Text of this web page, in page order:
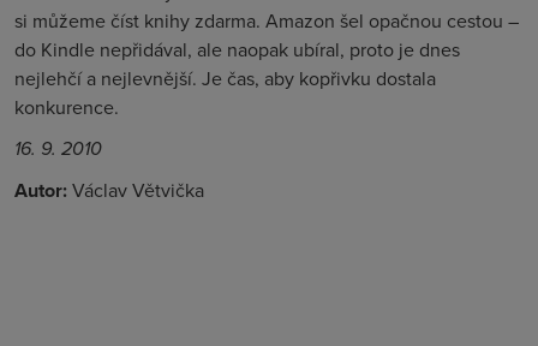
si můžeme číst knihy zdarma. Amazon šel opačnou cestou –
do Kindle nepřidával, ale naopak ubíral, proto je dnes
nejlehčí a nejlevnější. Je čas, aby kopřivku dostala
konkurence.
16. 9. 2010
Autor: Václav Větvička